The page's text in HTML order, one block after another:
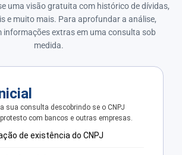
uma visão gratuita com histórico de dívidas,
e muito mais. Para aprofundar a análise,
informações extras em uma consulta sob
medida.
sua consulta descobrindo se o CNPJ
com bancos e outras empresas.
de existência do CNPJ